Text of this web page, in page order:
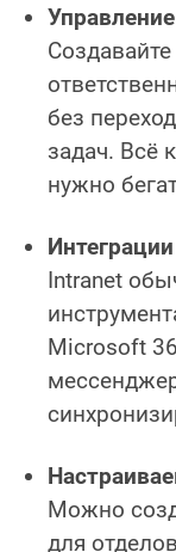
без
задач. Всё
нужно
Intranet
Microsoft
Можно
для